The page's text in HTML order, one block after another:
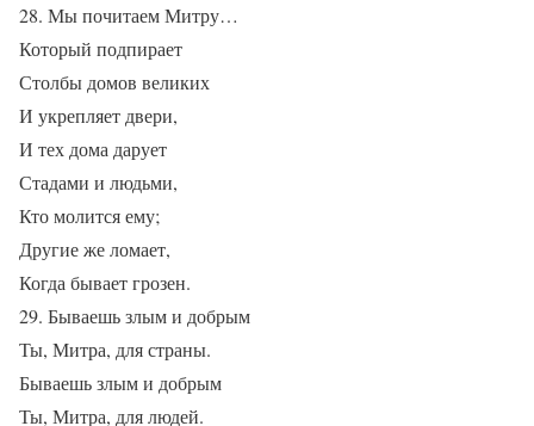
28. Мы почитаем Митру…
Который подпирает
Столбы домов великих
И укрепляет двери,
И тех дома дарует
Стадами и людьми,
Кто молится ему;
Другие же ломает,
Когда бывает грозен.
29. Бываешь злым и добрым
Ты, Митра, для страны.
Бываешь злым и добрым
Ты, Митра, для людей.